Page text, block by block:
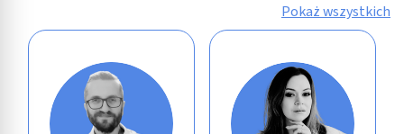
Pokaż wszystkich